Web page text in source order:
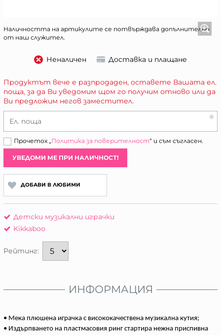
Наличността на артикулите се потвърждава допълнително
от наш служител.
Неналичен Доставка и плащане
Продуктът вече е разпродаден, оставете Вашата ел.
поща, за да Ви уведомим щом го получим отново или да
Ви предложим негов заместител.
Ел. поща
Прочетох „Политика за поверителност“ и съм съгласен.
УВЕДОМИ МЕ ПРИ НАЛИЧНОСТ!
ДОБАВИ В ЛЮБИМИ
Детски музикални играчки
Kikkaboo
Рейтинг:
ИНФОРМАЦИЯ
• Мека плюшена играчка с висококачествена музикална кутия;
• Издърпването на пластмасовия ринг стартира нежна приспивна